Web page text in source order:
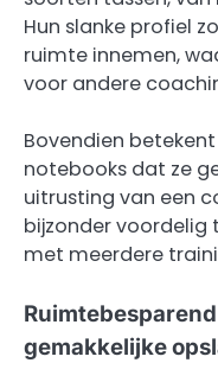
Hun slanke profiel
ruimte innemen,
voor andere
Bovendien
notebooks dat ze
uitrusting van een
bijzonder voordelig
met meerdere
gemakkelijke